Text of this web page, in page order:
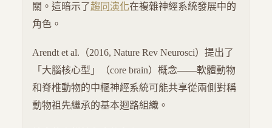
關。這暗示了趨同演化在複雜神經系統發展中的
角色。
Arendt et al.（2016, Nature Rev Neurosci）提出了
「大腦核心型」（core brain）概念——軟體動物
和脊椎動物的中樞神經系統可能共享從兩側對稱
動物祖先繼承的基本迴路組織。